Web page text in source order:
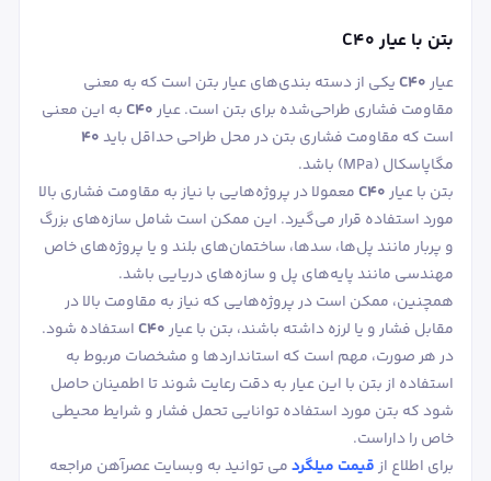
بتن با عیار C40
عیارC۴۰یکی از دسته‌ بندی‌های عیار بتن است که به معنی
مقاومت فشاری طراحی‌شده برای بتن است. عیارC۴۰به این معنی
است که مقاومت فشاری بتن در محل طراحی حداقل باید۴۰
مگاپاسکال (MPa) باشد.
بتن با عیارC۴۰معمولا در پروژه‌هایی با نیاز به مقاومت فشاری بالا
مورد استفاده قرار می‌گیرد. این ممکن است شامل سازه‌های بزرگ
و پربار مانند پل‌ها، سد‌ها، ساختمان‌های بلند و یا پروژه‌های خاص
مهندسی مانند پایه‌های پل و سازه‌های دریایی باشد.
همچنین، ممکن است در پروژه‌هایی که نیاز به مقاومت بالا در
مقابل فشار و یا لرزه داشته باشند، بتن با عیارC۴۰استفاده شود.
در هر صورت، مهم است که استانداردها و مشخصات مربوط به
استفاده از بتن با این عیار به دقت رعایت شوند تا اطمینان حاصل
شود که بتن مورد استفاده توانایی تحمل فشار و شرایط محیطی
خاص را داراست.
برای اطلاع ازقیمت میلگردمی توانید به وبسایت عصرآهن مراجعه